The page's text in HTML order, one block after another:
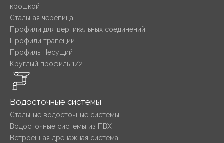
крошкой
Стальная черепица
Профили для вертикальных соединений
Профили трапеции
Профиль Несущий
Круглый профиль 1/2
Водосточные системы
Стальные водосточные системы
Водосточные системы из ПВХ
Встроенная дренажная система